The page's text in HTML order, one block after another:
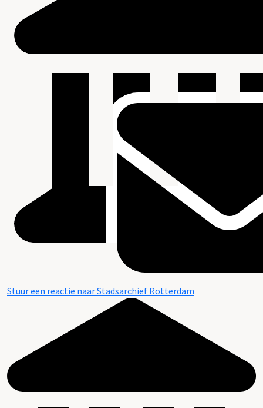
Beschrijving van de series en archiefbestanddelen
Stuur een reactie naar Stadsarchief Rotterdam